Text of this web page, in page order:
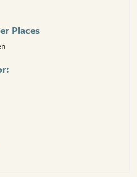
Places